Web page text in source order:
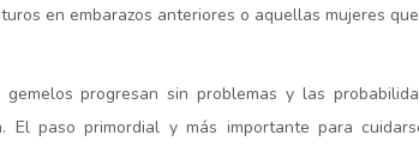
en embarazos anteriores o aquellas mujeres
progresan sin problemas y las
El paso primordial y más importante para